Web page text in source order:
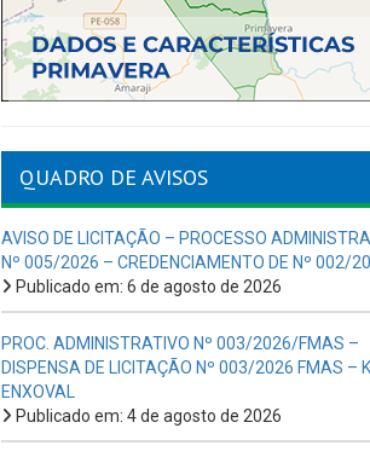
QUADRO DE AVISOS
AVISO DE LICITAÇÃO – PROCESSO
Nº 005/2026 – CREDENCIAMENTO DE Nº 002/
Publicado em: 6 de agosto de 2026
PROC. ADMINISTRATIVO Nº 003/2026/FMAS –
DISPENSA DE LICITAÇÃO Nº 003/2026 FMAS –
ENXOVAL
Publicado em: 4 de agosto de 2026